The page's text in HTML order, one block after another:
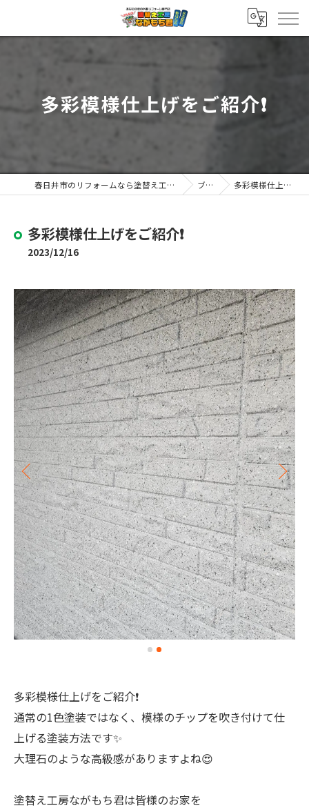
多彩模様仕上げをご紹介❗️
春日井市のリフォームなら塗替え工房ながもち君 春日井店 ブログ 多彩模様仕上げをご紹介❗️
多彩模様仕上げをご紹介❗️
2023/12/16
多彩模様仕上げをご紹介❗️
通常の1色塗装ではなく、模様のチップを吹き付けて仕
上げる塗装方法です✨
大理石のような高級感がありますよね😍
塗替え工房ながもち君は皆様のお家を